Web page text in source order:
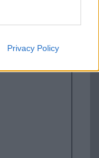
Privacy Policy